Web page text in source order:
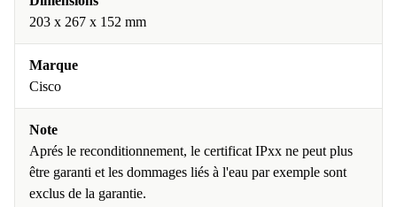
203 x 267 x 152 mm
Marque
Cisco
Note
Aprés le reconditionnement, le certificat IPxx ne peut plus
être garanti et les dommages liés à l'eau par exemple sont
exclus de la garantie.